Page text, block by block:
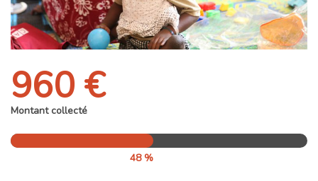
960 €
Montant collecté
48 %